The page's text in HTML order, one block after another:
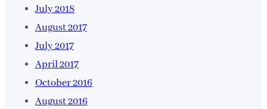
July 2018
August 2017
July 2017
April 2017
October 2016
August 2016